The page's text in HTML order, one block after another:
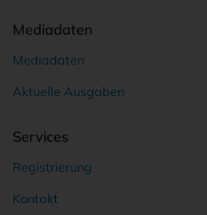
Mediadaten
Mediadaten
Aktuelle Ausgaben
Services
Registrierung
Kontakt